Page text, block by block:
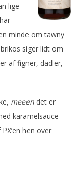
lige
minde om tawny
siger lidt om
af figner, dadler,
meeen det er
karamelsauce –
hen over